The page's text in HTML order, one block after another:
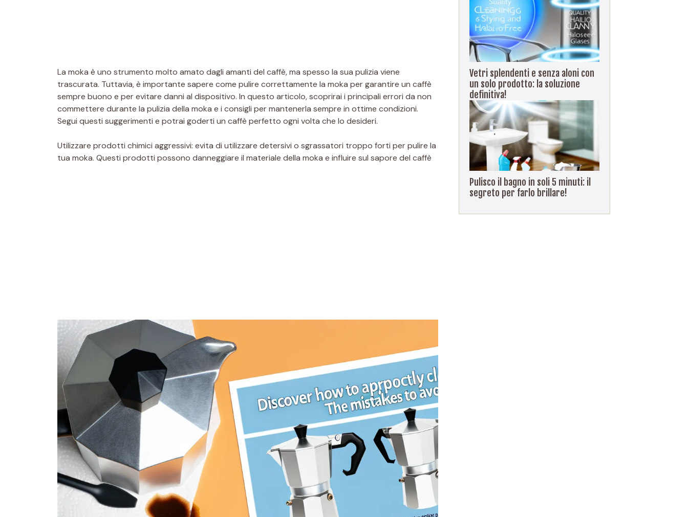
La moka è uno strumento molto amato dagli amanti del caffè, ma spesso la sua pulizia viene
trascurata. Tuttavia, è importante sapere come pulire correttamente la moka per garantire un caffè
sempre buono e per evitare danni al dispositivo. In questo articolo, scoprirai i principali errori da non
commettere durante la pulizia della moka e i consigli per mantenerla sempre in ottime condizioni.
Segui questi suggerimenti e potrai goderti un caffè perfetto ogni volta che lo desideri.
Utilizzare prodotti chimici aggressivi: evita di utilizzare detersivi o sgrassatori troppo forti per pulire la
tua moka. Questi prodotti possono danneggiare il materiale della moka e influire sul sapore del caffè
Vetri splendenti e senza aloni con
un solo prodotto: la soluzione
definitiva!
Pulisco il bagno in soli 5 minuti: il
segreto per farlo brillare!